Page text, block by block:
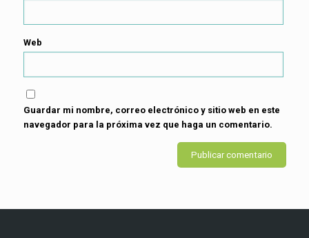
Web
Guardar mi nombre, correo electrónico y sitio web en este
navegador para la próxima vez que haga un comentario.